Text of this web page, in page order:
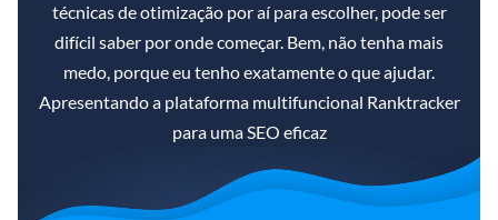
técnicas de otimização por aí para escolher, pode ser
difícil saber por onde começar. Bem, não tenha mais
medo, porque eu tenho exatamente o que ajudar.
Apresentando a plataforma multifuncional Ranktracker
para uma SEO eficaz